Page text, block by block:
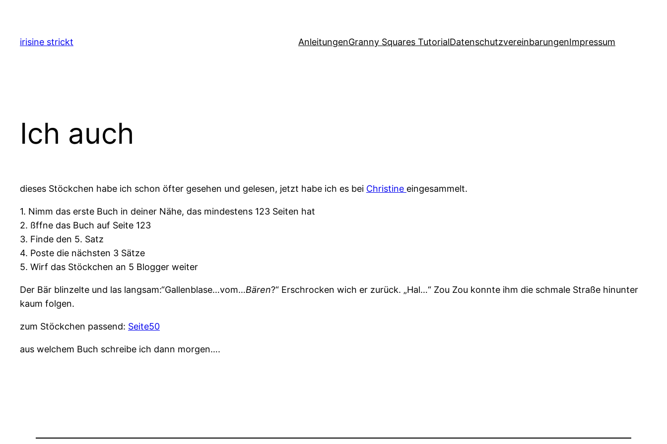
springen
irisine strickt AnleitungenGranny Squares TutorialDatenschutzvereinbarungenImpressum
Ich auch
dieses Stöckchen habe ich schon öfter gesehen und gelesen, jetzt habe ich es bei Christine eingesammelt.
1. Nimm das erste Buch in deiner Nähe, das mindestens 123 Seiten hat
2. ßffne das Buch auf Seite 123
3. Finde den 5. Satz
4. Poste die nächsten 3 Sätze
5. Wirf das Stöckchen an 5 Blogger weiter
Der Bär blinzelte und las langsam:“Gallenblase…vom…Bären?“ Erschrocken wich er zurück. „Hal…“ Zou Zou konnte ihm die schmale Straße hinunter
kaum folgen.
zum Stöckchen passend: Seite50
aus welchem Buch schreibe ich dann morgen….